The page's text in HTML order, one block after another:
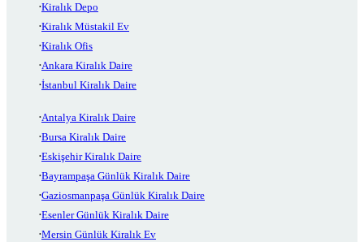
Kiralık Depo
Kiralık Müstakil Ev
Kiralık Ofis
Ankara Kiralık Daire
İstanbul Kiralık Daire
Antalya Kiralık Daire
Bursa Kiralık Daire
Eskişehir Kiralık Daire
Bayrampaşa Günlük Kiralık Daire
Gaziosmanpaşa Günlük Kiralık Daire
Esenler Günlük Kiralık Daire
Mersin Günlük Kiralık Ev